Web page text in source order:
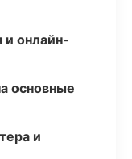
и онлайн-
основные
и